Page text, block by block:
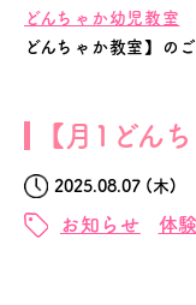
どんちゃか幼児教室
どんちゃか教室】の
【月1どん
2025.08.07 (木)
お知らせ 体